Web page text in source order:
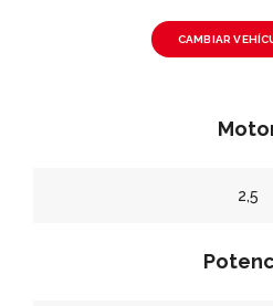
CAMBIAR
2,5